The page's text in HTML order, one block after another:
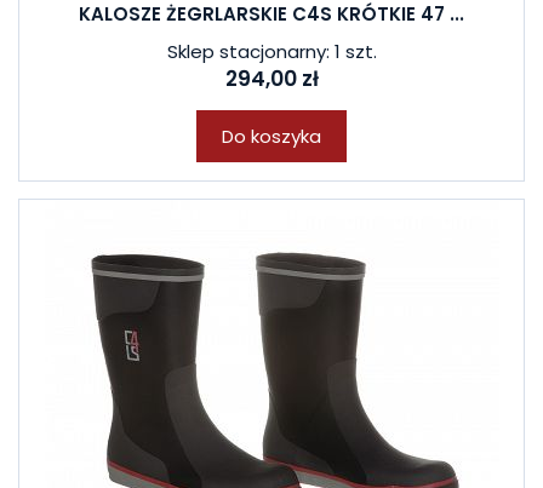
KALOSZE ŻEGRLARSKIE C4S KRÓTKIE 47 ...
Sklep stacjonarny: 1 szt.
294,00 zł
Do koszyka